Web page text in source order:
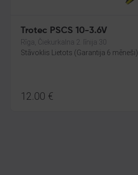
Trotec PSCS 10-3.6V
Rīga, Čiekurkalna 2. līnija 30
Stāvoklis Lietots (Garantija 6 mēneši)
12.00 €